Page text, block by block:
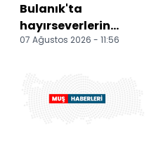
Bulanık'ta
hayırseverlerin
desteğiyle
07 Ağustos 2026 - 11:56